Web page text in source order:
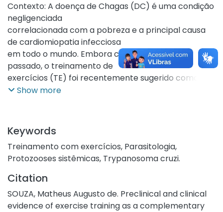
Contexto: A doença de Chagas (DC) é uma condição
negligenciada
correlacionada com a pobreza e a principal causa
de cardiomiopatia infecciosa
em todo o mundo. Embora contraindicado no
passado, o treinamento de
exercícios (TE) foi recentemente sugerido como um
tratamento complementar
ainda não está clara. Objetivo: Utilizamos uma
estrutura de revisão sistemática
para investigar as evidências pré-clínicas e clínicas
sobre a relevância do TE
para o tratamento da DC. Métodos: Uma pesquisa
estruturada em dois níveis
baseada na estratégia PRISMA foi aplicada aos
bancos de dados
Show more
Keywords
Treinamento com exercícios, Parasitologia,
Protozooses sistêmicas, Trypanosoma cruzi.
Citation
SOUZA, Matheus Augusto de. Preclinical and clinical
evidence of exercise training as a complementary